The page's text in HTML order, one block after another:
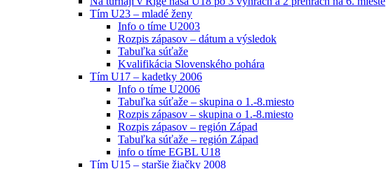
Tím U23 – mladé ženy
Info o tíme U2003
Rozpis zápasov – dátum a výsledok
Tabuľka súťaže
Kvalifikácia Slovenského pohára
Tím U17 – kadetky 2006
Info o tíme U2006
Tabuľka súťaže – skupina o 1.-8.miesto
Rozpis zápasov – skupina o 1.-8.miesto
Rozpis zápasov – región Západ
Tabuľka súťaže – región Západ
info o tíme EGBL U18
Tím U15 – staršie žiačky 2008